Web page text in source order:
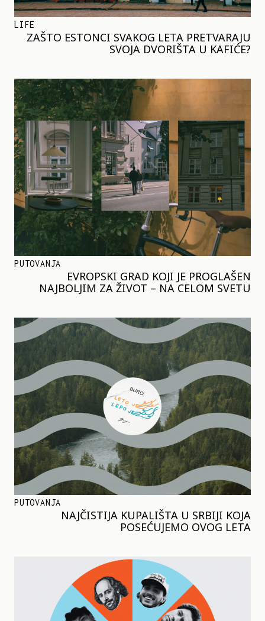
LIFE
ZAŠTO ESTONCI SVAKOG LETA PRETVARAJU
SVOJA DVORIŠTA U KAFIĆE?
PUTOVANJA
EVROPSKI GRAD KOJI JE PROGLAŠEN
NAJBOLJIM ZA ŽIVOT – NA CELOM SVETU
PUTOVANJA
NAJČISTIJA KUPALIŠTA U SRBIJI KOJA
POSEĆUJEMO OVOG LETA